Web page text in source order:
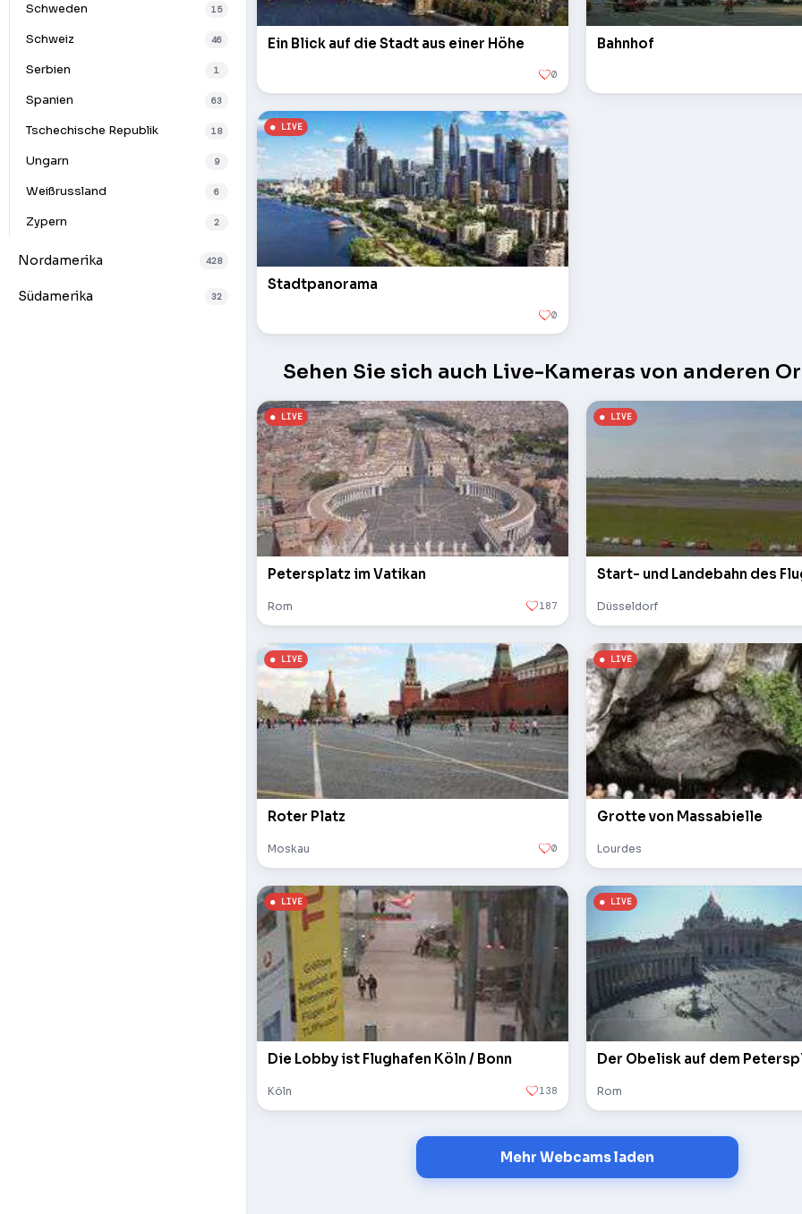
Schweden 15
Schweiz 46
Serbien 1
Spanien 63
Tschechische Republik 18
Ungarn 9
Weißrussland 6
Zypern 2
Nordamerika 428
Südamerika 32
Ein Blick auf die Stadt aus einer Höhe
0
Bahnhof
Stadtpanorama
0
Sehen Sie sich auch Live-Kameras von anderen
Petersplatz im Vatikan
Rom 187
Start- und Landebahn des
Düsseldorf
Roter Platz
Moskau 0
Grotte von Massabielle
Lourdes
Die Lobby ist Flughafen Köln / Bonn
Köln 138 Rom
Mehr Webcams laden